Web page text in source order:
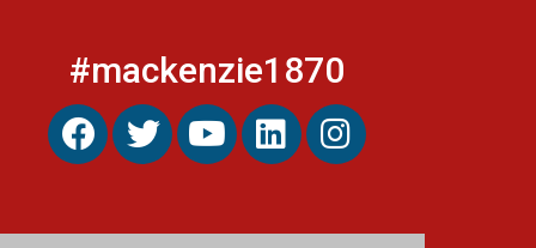
#mackenzie1870